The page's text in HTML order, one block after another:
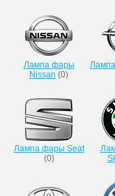
Лампа фары
Nissan (0)
Лампа фары Seat
(0)